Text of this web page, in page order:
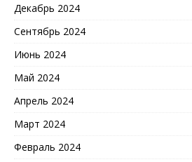
Декабрь 2024
Сентябрь 2024
Июнь 2024
Май 2024
Апрель 2024
Март 2024
Февраль 2024